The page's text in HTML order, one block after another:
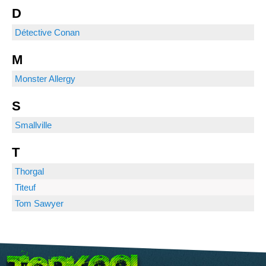
D
Détective Conan
M
Monster Allergy
S
Smallville
T
Thorgal
Titeuf
Tom Sawyer